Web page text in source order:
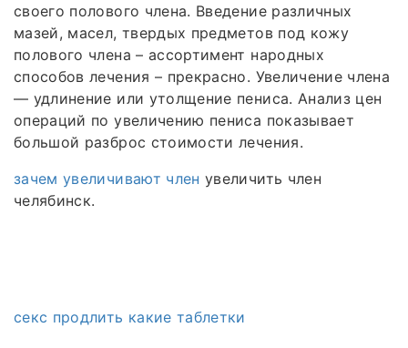
своего полового члена. Введение различных
мазей, масел, твердых предметов под кожу
полового члена – ассортимент народных
способов лечения – прекрасно. Увеличение члена
— удлинение или утолщение пениса. Анализ цен
операций по увеличению пениса показывает
большой разброс стоимости лечения.
зачем увеличивают член увеличить член
челябинск.
секс продлить какие таблетки